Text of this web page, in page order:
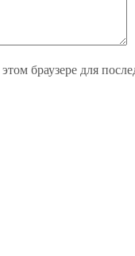
браузере для